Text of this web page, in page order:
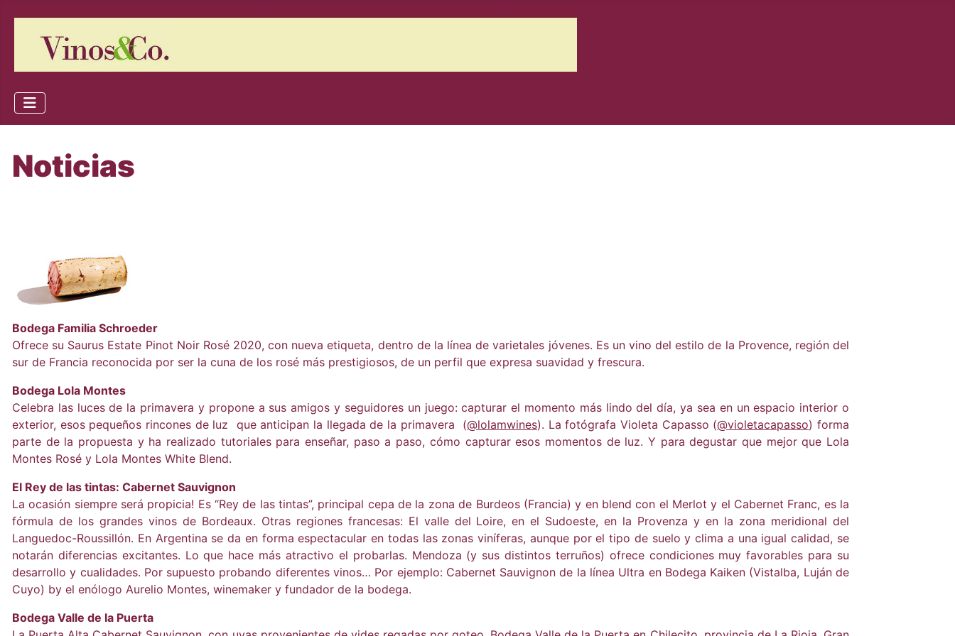
Noticias
Bodega Familia Schroeder
Ofrece su Saurus Estate Pinot Noir Rosé 2020, con nueva etiqueta, dentro de la línea de varietales jóvenes. Es un vino del estilo de la Provence, región del
sur de Francia reconocida por ser la cuna de los rosé más prestigiosos, de un perfil que expresa suavidad y frescura.
Bodega Lola Montes
Celebra las luces de la primavera y propone a sus amigos y seguidores un juego: capturar el momento más lindo del día, ya sea en un espacio interior o
exterior, esos pequeños rincones de luz que anticipan la llegada de la primavera (@lolamwines). La fotógrafa Violeta Capasso (@violetacapasso) forma
parte de la propuesta y ha realizado tutoriales para enseñar, paso a paso, cómo capturar esos momentos de luz. Y para degustar que mejor que Lola
Montes Rosé y Lola Montes White Blend.
El Rey de las tintas: Cabernet Sauvignon
La ocasión siempre será propicia! Es “Rey de las tintas”, principal cepa de la zona de Burdeos (Francia) y en blend con el Merlot y el Cabernet Franc, es la
fórmula de los grandes vinos de Bordeaux. Otras regiones francesas: El valle del Loire, en el Sudoeste, en la Provenza y en la zona meridional del
Languedoc-Roussillón. En Argentina se da en forma espectacular en todas las zonas viníferas, aunque por el tipo de suelo y clima a una igual calidad, se
notarán diferencias excitantes. Lo que hace más atractivo el probarlas. Mendoza (y sus distintos terruños) ofrece condiciones muy favorables para su
desarrollo y cualidades. Por supuesto probando diferentes vinos… Por ejemplo: Cabernet Sauvignon de la línea Ultra en Bodega Kaiken (Vistalba, Luján de
Cuyo) by el enólogo Aurelio Montes, winemaker y fundador de la bodega.
Bodega Valle de la Puerta